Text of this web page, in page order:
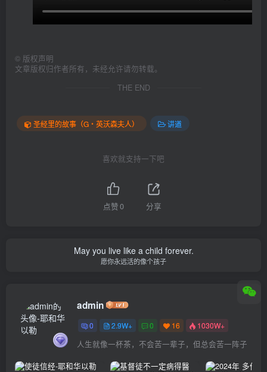
© 版权声明
文章版权归作者所有，未经允许请勿转载。
THE END
圣经里的故事（G‧英沃森夫人） 讲道
喜欢就支持一下吧
点赞0 分享
May you live like a child forever.
愿你永远活的像个孩子
admin
0 2.9W+ 0 16 1030W+
人生就像一杯茶，不会苦一辈子，但总会苦一阵子